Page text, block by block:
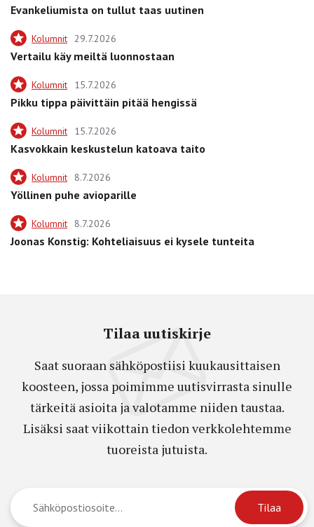
Evankeliumista on tullut taas uutinen
Kolumnit 29.7.2026
Vertailu käy meiltä luonnostaan
Kolumnit 15.7.2026
Pikku tippa päivittäin pitää hengissä
Kolumnit 15.7.2026
Kasvokkain keskustelun katoava taito
Kolumnit 8.7.2026
Yöllinen puhe avioparille
Kolumnit 8.7.2026
Joonas Konstig: Kohteliaisuus ei kysele tunteita
Tilaa uutiskirje
Saat suoraan sähköpostiisi kuukausittaisen
koosteen, jossa poimimme uutisvirrasta sinulle
tärkeitä asioita ja valotamme niiden taustaa.
Lisäksi saat viikottain tiedon verkkolehtemme
tuoreista jutuista.